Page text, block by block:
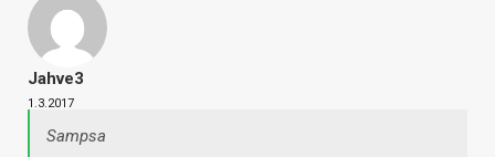
Jahve3
1.3.2017
Sampsa